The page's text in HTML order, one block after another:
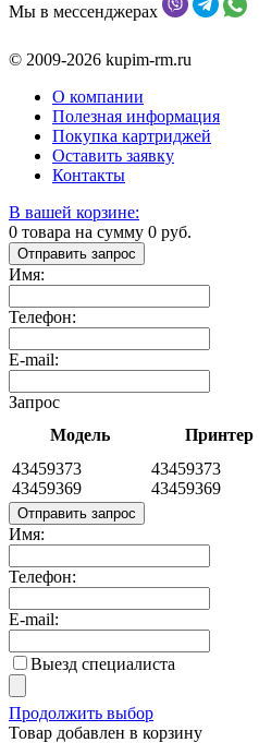
Мы в мессенджерах
© 2009-2026 kupim-rm.ru
О компании
Полезная информация
Покупка картриджей
Оставить заявку
Контакты
В вашей корзине:
0 товара на сумму 0 руб.
Отправить запрос
Имя:
Телефон:
E-mail:
Запрос
Модель
Принтер
43459373
43459369
43459373
43459369
Отправить запрос
Имя:
Телефон:
E-mail:
Выезд специалиста
Продолжить выбор
Товар добавлен в корзину